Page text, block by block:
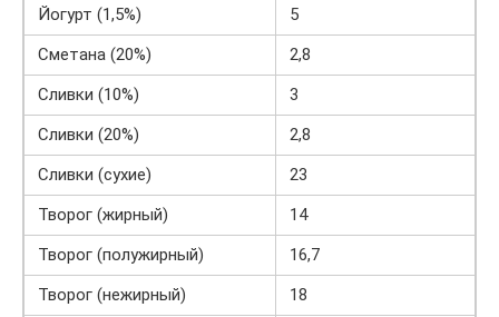
Йогурт (1,5%)
5
Сметана (20%)
2,8
Сливки (10%)
3
Сливки (20%)
2,8
Сливки (сухие)
23
Творог (жирный)
14
Творог (полужирный)
16,7
Творог (нежирный)
18